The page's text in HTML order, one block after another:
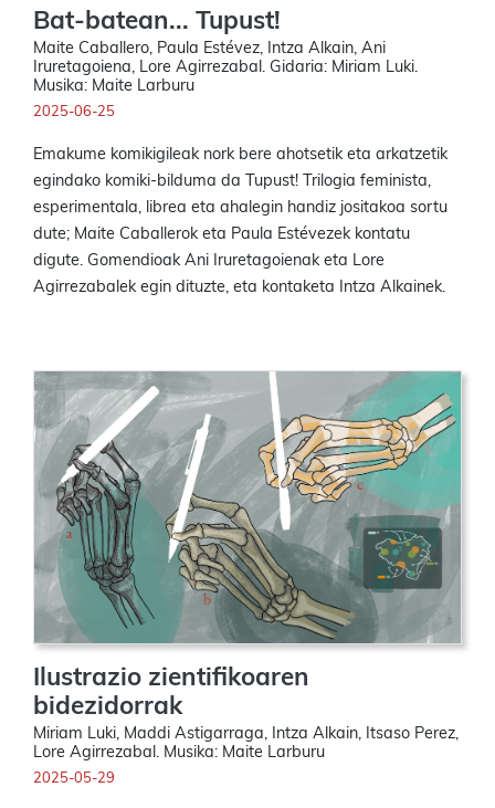
Bat-batean... Tupust!
Maite Caballero, Paula Estévez, Intza Alkain, Ani
Iruretagoiena, Lore Agirrezabal. Gidaria: Miriam Luki.
Musika: Maite Larburu
2025-06-25
Emakume komikigileak nork bere ahotsetik eta arkatzetik
egindako komiki-bilduma da Tupust! Trilogia feminista,
esperimentala, librea eta ahalegin handiz jositakoa sortu
dute; Maite Caballerok eta Paula Estévezek kontatu
digute. Gomendioak Ani Iruretagoienak eta Lore
Agirrezabalek egin dituzte, eta kontaketa Intza Alkainek.
Ilustrazio zientifikoaren
bidezidorrak
Miriam Luki, Maddi Astigarraga, Intza Alkain, Itsaso Perez,
Lore Agirrezabal. Musika: Maite Larburu
2025-05-29